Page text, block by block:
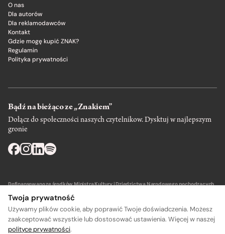
O nas
Dla autorów
Dla reklamodawców
Kontakt
Gdzie mogę kupić ZNAK?
Regulamin
Polityka prywatności
Bądź na bieżąco ze „Znakiem”
Dołącz do społeczności naszych czytelnikow. Dysktuj w najlepszym
gronie
Dofinansowano ze środków Ministra Kultury i Dziedzictwa Narodowego pochodzących
Twoja prywatność
Używamy plików cookie, aby poprawić Twoje doświadczenia. Możesz
zaakceptować wszystkie lub dostosować ustawienia. Więcej w naszej
polityce prywatności.